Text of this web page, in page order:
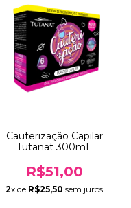
Cauterização Capilar
Tutanat 300mL
R$51,00
2x de R$25,50 sem juros